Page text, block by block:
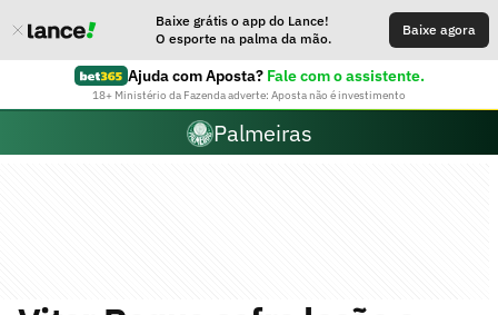
Baixe grátis o app do Lance!
O esporte na palma da mão.
Baixe agora
Ajuda com Aposta? Fale com o assistente.
18+ Ministério da Fazenda adverte: Aposta não é investimento
Palmeiras